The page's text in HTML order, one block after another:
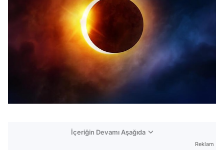
İçeriğin Devamı Aşağıda
Reklam